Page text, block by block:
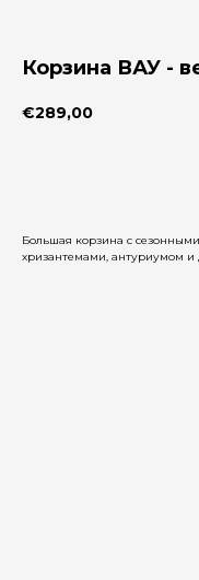
Корзина ВАУ -
€289,00
Большая корзина с
хризантемами, антуриумом